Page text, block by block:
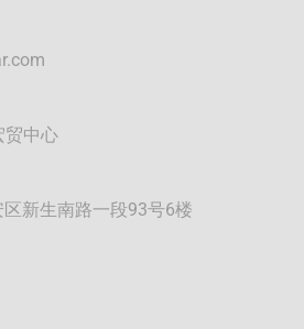
贸中心
新生南路一段93号6楼